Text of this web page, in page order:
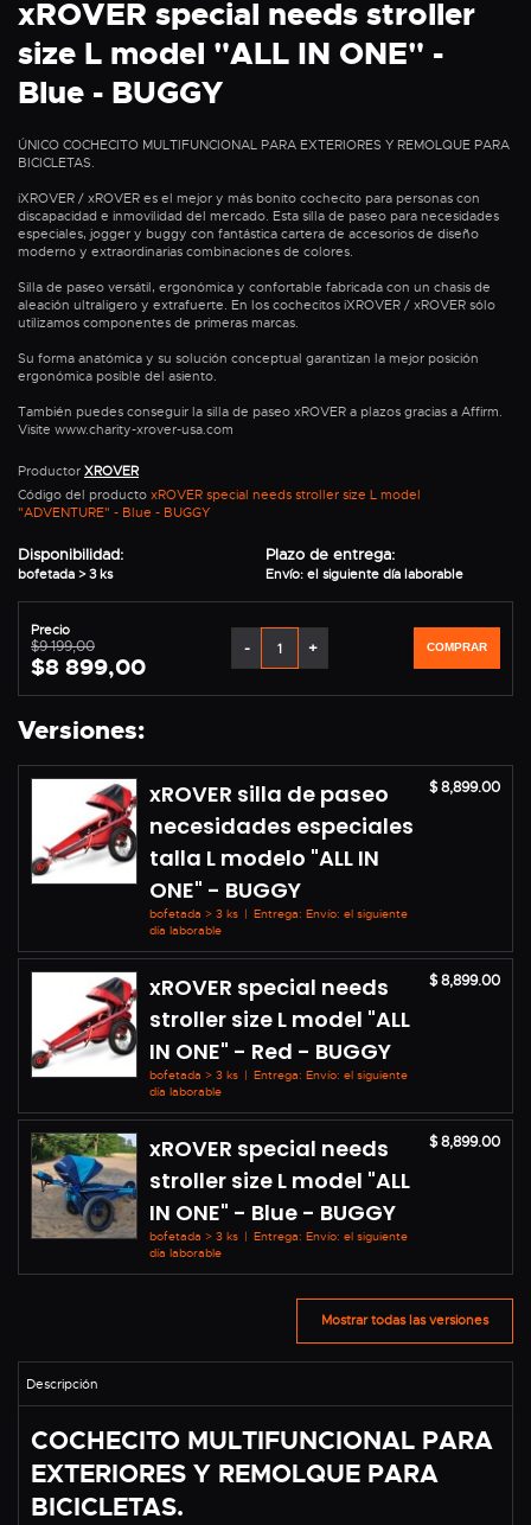
xROVER special needs stroller
size L model "ALL IN ONE" -
Blue - BUGGY
ÚNICO COCHECITO MULTIFUNCIONAL PARA EXTERIORES Y REMOLQUE PARA
BICICLETAS.
iXROVER / xROVER es el mejor y más bonito cochecito para personas con
discapacidad e inmovilidad del mercado. Esta silla de paseo para necesidades
especiales, jogger y buggy con fantástica cartera de accesorios de diseño
moderno y extraordinarias combinaciones de colores.
Silla de paseo versátil, ergonómica y confortable fabricada con un chasis de
aleación ultraligero y extrafuerte. En los cochecitos iXROVER / xROVER sólo
utilizamos componentes de primeras marcas.
Su forma anatómica y su solución conceptual garantizan la mejor posición
ergonómica posible del asiento.
También puedes conseguir la silla de paseo xROVER a plazos gracias a Affirm.
Visite www.charity-xrover-usa.com
Productor XROVER
Código del producto xROVER special needs stroller size L model
"ADVENTURE" - Blue - BUGGY
Disponibilidad:
bofetada > 3 ks
Plazo de entrega:
Envío: el siguiente día laborable
Precio
$9 199,00
$8 899,00
- + COMPRAR
Versiones:
xROVER silla de paseo
necesidades especiales
talla L modelo "ALL IN
ONE" - BUGGY
bofetada > 3 ks | Entrega: Envío: el siguiente
día laborable
$ 8,899.00
xROVER special needs
stroller size L model "ALL
IN ONE" - Red - BUGGY
bofetada > 3 ks | Entrega: Envío: el siguiente
día laborable
$ 8,899.00
xROVER special needs
stroller size L model "ALL
IN ONE" - Blue - BUGGY
bofetada > 3 ks | Entrega: Envío: el siguiente
día laborable
$ 8,899.00
Mostrar todas las versiones
COCHECITO MULTIFUNCIONAL PARA
EXTERIORES Y REMOLQUE PARA
BICICLETAS.